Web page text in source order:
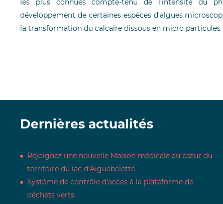
les plus connues compte-tenu de l’intensité du
développement de certaines espèces d’algues
la transformation du calcaire dissous en micro particules
Dernières actualités
Rejoignez une nouvelle Maison médicale au cœur du
territoire du lac d’Aiguebelette
Système de contrôle d’acces à la plateforme de
déchets verts